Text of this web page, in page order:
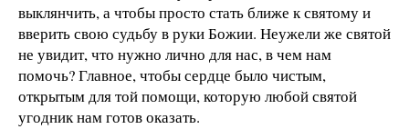
выклянчить, а чтобы просто стать ближе к святому и
вверить свою судьбу в руки Божии. Неужели же святой
не увидит, что нужно лично для нас, в чем нам
помочь? Главное, чтобы сердце было чистым,
открытым для той помощи, которую любой святой
угодник нам готов оказать.